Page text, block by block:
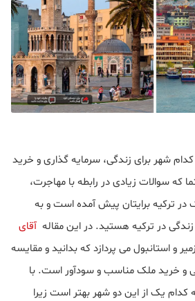
کدام شهر برای زندگی، سرمایه گذاری و خرید
سوالات زیادی در رابطه با مهاجرت،
در ترکیه برایتان پیش آمده است و به
در ترکیه هستید. در این مقاله آقای
و استانبول می پردازد که بدانید و مقایسه
و خرید ملک مناسب و سودآور است. با
یک از این دو شهر بهتر است زیرا